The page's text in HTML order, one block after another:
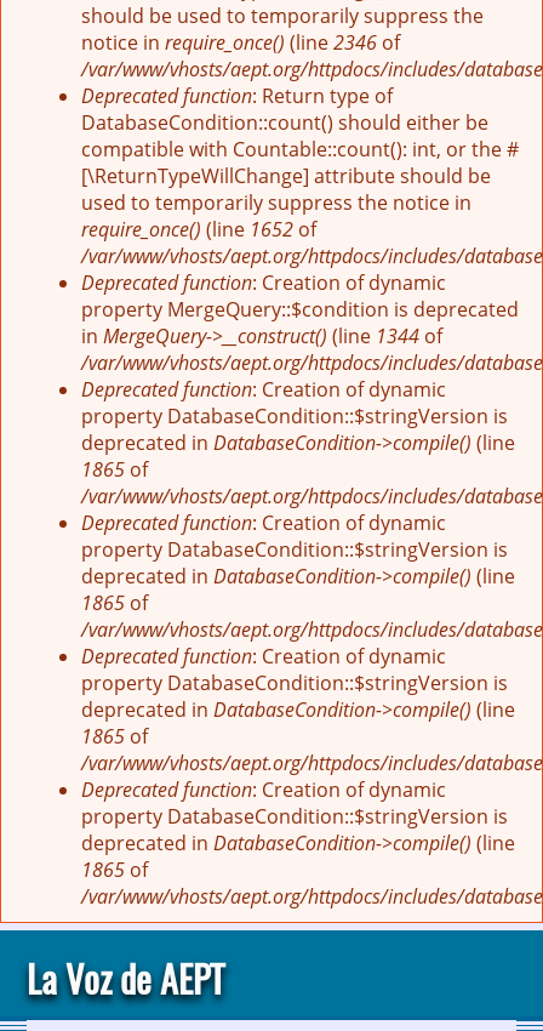
should be used to temporarily suppress the
notice in require_once() (line2346 of
/var/www/vhosts/aept.org/httpdocs/includes/
Deprecated function: Return type of
DatabaseCondition::count() should either be
compatible with Countable::count(): int, or the #
[\ReturnTypeWillChange] attribute should be
used to temporarily suppress the notice in
require_once() (line 1652 of
/var/www/vhosts/aept.org/httpdocs/includes/
Deprecated function: Creation of dynamic
property MergeQuery::$condition is deprecated
in MergeQuery->__construct() (line 1344 of
/var/www/vhosts/aept.org/httpdocs/includes/
Deprecated function: Creation of dynamic
property DatabaseCondition::$stringVersion is
deprecated in DatabaseCondition->compile() (line
1865 of
/var/www/vhosts/aept.org/httpdocs/includes/
Deprecated function: Creation of dynamic
property DatabaseCondition::$stringVersion is
deprecated in DatabaseCondition->compile() (line
1865 of
/var/www/vhosts/aept.org/httpdocs/includes/
Deprecated function: Creation of dynamic
property DatabaseCondition::$stringVersion is
deprecated in DatabaseCondition->compile() (line
1865 of
/var/www/vhosts/aept.org/httpdocs/includes/
Deprecated function: Creation of dynamic
property DatabaseCondition::$stringVersion is
deprecated in DatabaseCondition->compile() (line
1865 of
/var/www/vhosts/aept.org/httpdocs/includes/
La Voz de AEPT